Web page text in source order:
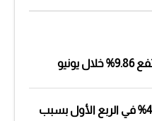
الاقتصاد الكويتي ينكمش 4.6% في الربع الأول بسبب